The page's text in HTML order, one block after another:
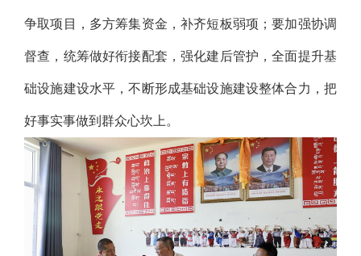
争取项目，多方筹集资金，补齐短板弱项；要加强协调
督查，统筹做好衔接配套，强化建后管护，全面提升基
础设施建设水平，不断形成基础设施建设整体合力，把
好事实事做到群众心坎上。